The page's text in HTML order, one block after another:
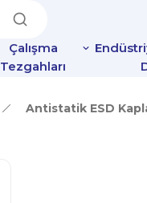
Çalışma
Tezgahları
Antistatik ESD